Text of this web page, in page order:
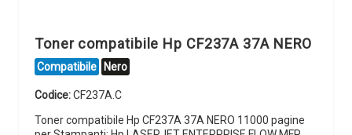
Toner compatibile Hp CF237A 37A NERO
Compatibile Nero
Codice:CF237A.C
Toner compatibile Hp CF237A 37A NERO 11000 pagine